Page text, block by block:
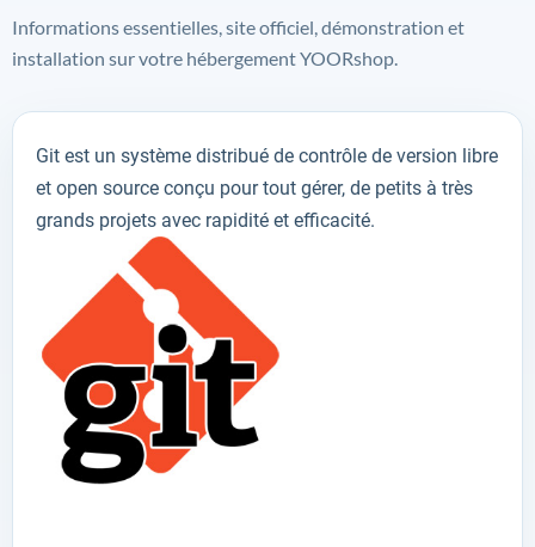
Informations essentielles, site officiel, démonstration et
installation sur votre hébergement YOORshop.
Git est un système distribué de contrôle de version libre
et open source conçu pour tout gérer, de petits à très
grands projets avec rapidité et efficacité.